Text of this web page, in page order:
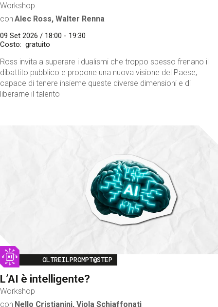
Workshop
con Alec Ross, Walter Renna
09 Set 2026 / 18:00 - 19:30
Costo
gratuito
Ross invita a superare i dualismi che troppo spesso frenano il
dibattito pubblico e propone una nuova visione del Paese,
capace di tenere insieme queste diverse dimensioni e di
liberarne il talento
Image
OLTREILPROMPT@STEP
L’AI è intelligente?
Workshop
con Nello Cristianini, Viola Schiaffonati